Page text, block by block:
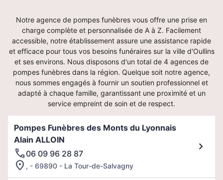
Notre agence de pompes funèbres vous offre une prise en
charge complète et personnalisée de A à Z. Facilement
accessible, notre établissement assure une assistance rapide
et efficace pour tous vos besoins funéraires sur la ville d'Oullins
et ses environs. Nous disposons d'un total de 4 agences de
pompes funèbres dans la région. Quelque soit notre agence,
nous sommes engagés à fournir un soutien professionnel et
adapté à chaque famille, garantissant une proximité et un
service empreint de soin et de respect.
Pompes Funèbres des Monts du Lyonnais
Alain ALLOIN
06 09 96 28 87
, - 69890 - La Tour-de-Salvagny